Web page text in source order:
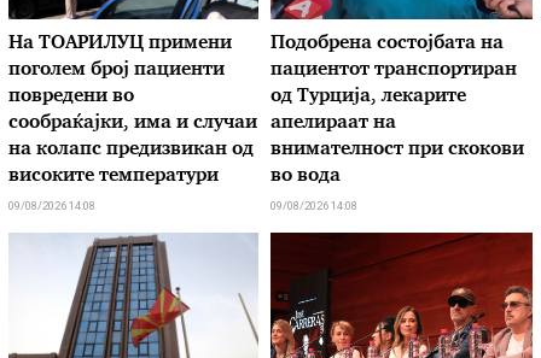
На ТОАРИЛУЦ примени
поголем број пациенти
повредени во
сообраќајки, има и случаи
на колапс предизвикан од
високите температури
09/08/2026 14:08
Подобрена состојбата на
пациентот транспортиран
од Турција, лекарите
апелираат на
внимателност при скокови
во вода
09/08/2026 14:08